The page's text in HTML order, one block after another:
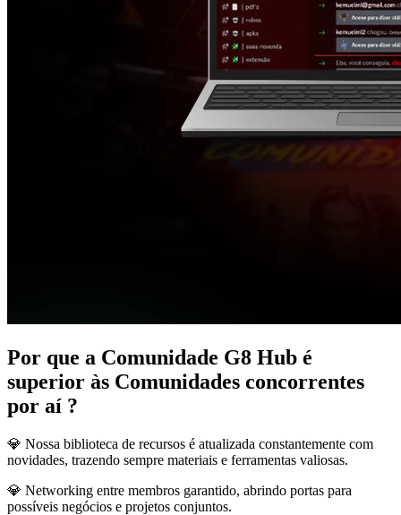
Por que a Comunidade G8 Hub é
superior às Comunidades concorrentes
por aí ?
💎 Nossa biblioteca de recursos é atualizada constantemente com
novidades, trazendo sempre materiais e ferramentas valiosas.
💎 Networking entre membros garantido, abrindo portas para
possíveis negócios e projetos conjuntos.